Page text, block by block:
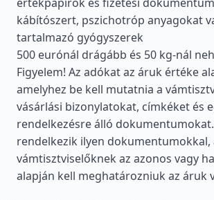
kábítószert, pszichotróp anyagokat
tartalmazó gyógyszerek
500 eurónál drágább és 50 kg-nál
Figyelem! Az adókat az áruk értéke
amelyhez be kell mutatnia a
vásárlási bizonylatokat, címkéket és
rendelkezésre álló
rendelkezik ilyen dokumentumokkal,
vámtisztviselőknek az azonos vagy
alapján kell meghatározniuk az áruk